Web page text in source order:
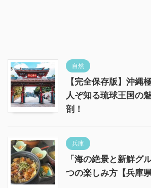
自然
【完全保存版】沖縄
人ぞ知る琉球王国の
剖！
兵庫
「海の絶景と新鮮グ
つの楽しみ方【兵庫県